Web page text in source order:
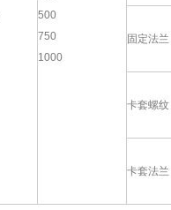
500
750
1000
固定法兰
卡套螺纹
卡套法兰